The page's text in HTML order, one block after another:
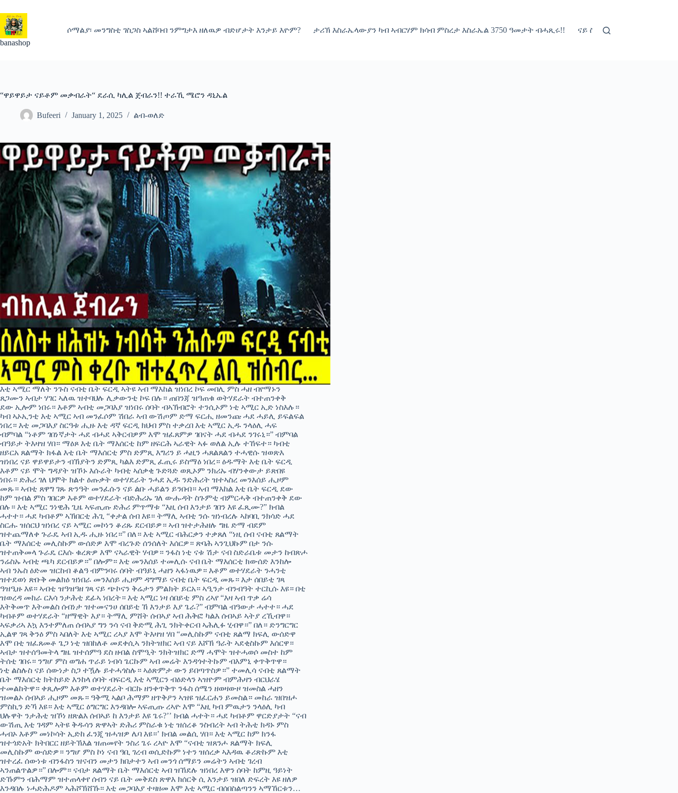
to
content
banashop
ሶማልያ፡ መንግስቲ ገስጋስ ኣልሸባብ ንምግታእ ዘለዉዎ ብድሆታት እንታይ እዮም? ታሪኽ እስራኤላውያን ካብ ኣብርሃም ክሳብ ምስረታ እስራኤል 3750 ዓመታት ብሓጺሩ!! ናይ ስቱርነት ፖሊሲ
“ዋይዋይታ ናይቶም መቃብራት“ ደራሲ ካሊል ጀብራን!! ተራኺ ሜሮን ዳኒኤል
Bufeeri January 1, 2025 ልብ-ወለድ
እቲ ኣሚር ማለት ንጉስ ናብቲ ቤት ፍርዲ ኣትዩ ኣብ ማእከል ዝነበረ ኮፍ መበሊ ምስ ሓዘ ብየማኑን
ጸጋሙን ኣብታ ሃገር ኣለዉ ዝተባህሉ ሊቃውንቲ ኮፍ በሉ። ጠበንጃ ዝዓጠቁ ወትሃደራት ብተጠንቀቅ
ደው ኢሎም ነበሩ። እቶም ኣብቲ መጋባእያ ዝነበሩ ሰባት ብኣኽብሮት ተንሲኦም ነቲ ኣሚር ኢድ ነስእሉ።
ካብ ኣኦኢንቲ እቲ ኣሚር ኣብ መንፈሶም ሽበራ ኣብ ውሽጦም ድማ ፍርሒ ዘመንጩ ሓደ ሓይሊ ይፍልፍል
ነበረ። እቲ መጋባእያ ስርዓቱ ሒዙ እቲ ዳኛ ፍርዲ ክህብ ምስ ተቃረበ እቲ ኣሚር ኢዱ ንላዕሊ ሓፍ
ብምባል “ነቶም ገበነኛታት ሓደ ብሓደ ኣቅርብዎም እሞ ዝፈጸምዎ ገበናት ሓደ ብሓደ ንገሩኒ።” ብምባል
ብዓይታ ትእዛዝ ሃበ። ማዕጾ እቲ ቤት ማእሰርቲ ከም ዘፍርሕ ኣራዊት ኣፉ ወለል ኢሉ ተኸፍተ። ካብቲ
ዘይርአ ጸልማት ክፋል እቲ ቤት ማእሰርቲ ምስ ድምጺ እግሪን ይ ሓዚን ሓጸልጸልን ተሓዊሱ ዝወጽእ
ዝነበረ ናይ ዋይዋይታን ብኽያትን ድምጺ ካልእ ድምጺ ፈጢሩ ይስማዕ ነበረ። ዕዱማት እቲ ቤት ፍርዲ
እቶም ናይ ሞት ግዳያት ዝኾኑ እሱራት ካብቲ ኣሰቃቂ ጉድጓድ ወጺኦም ንክሪኡ ብሃንቀውታ ይጽበዩ
ነበሩ። ድሕሪ ገለ ህሞት ክልተ ዕጡቃት ወተሃደራት ንሓደ ኢዱ ንድሕሪት ዝተኣስረ መንእሰይ ሒዞም
መጹ። ኣብቲ ጸዋግ ገጹ ጽንዓት መንፈሱን ናይ ልቡ ሓይልን ይንበብ። ኣብ ማእከል እቲ ቤት ፍርዲ ደው
ከም ዝብል ምስ ገበርዎ እቶም ወተሃደራት ብድሕሪኡ ገለ ውሑዳት ስጉምቲ ብምርሓቅ ብተጠንቀቅ ደው
በሉ። እቲ ኣሚር ንነዊሕ ጊዜ ኣፍጢጡ ድሕሪ ምጥማቱ “እዚ ሰብ እንታይ ገበን እዩ ፈጺሙ?” ክብል
ሓተተ። ሓደ ካብቶም ኣኽበርቲ ሕጊ “ቀታል ሰብ እዩ። ትማሊ ኣብቲ ንሱ ዝነብረሉ ኣከባቢ ንክሳድ ሓደ
ስርሑ ዝሰርህ ዝነበረ ናይ ኣሚር መኮነን ቆሪጹ ደርብይዎ። ኣብ ዝተታሕዘሉ ግዜ ድማ ብደም
ዝተጨማለቀ ጉራዴ ኣብ ኢዱ ሒዙ ነበረ።” በለ። እቲ ኣሚር ብሕርቃን ተቃጸለ “ነዚ ሰብ ናብቲ ጸልማት
ቤት ማእሰርቲ መሊስኩም ውሰድዎ እሞ ብረጉድ ሰንሰለት እሰርዎ። ጽባሕ ኣንጊህኩም በታ ንሱ
ዝተጠቅመላ ጉራዴ ርእሱ ቁረጽዎ እሞ ናኣራዊት ሃብዎ። ንፋስ ነቲ ናቱ ሽታ ናብ ስድራቤቱ መታን ከብጽሖ
ንሬስኡ ኣብቲ ጫካ ደርብይዎ።” በሎም። እቲ መንእሰይ ተመሊሱ ናብ ቤት ማእሰርቲ ክውሰድ እንከሎ
ኣብ ንኡስ ዕድመ ዝርከብ ቆልዓ ብምንባሩ ሰባት ብዓይኒ ሓዘን ኣፋነዉዎ። እቶም ወተሃደራት ንሓንቲ
ዝተደወነ ጽቡቅ መልክዕ ዝነበራ መንእሰይ ሒዞም ዳግማይ ናብቲ ቤት ፍርዲ መጹ። እታ ሰበይቲ ገጻ
ዓዝዒዙ እዩ። ኣብቲ ዝዓዝዓዘ ገጻ ናይ ጭኮናን ቅሬታን ምልክት ይርአ። ኣዒንታ ብንብዓት ተርኪሱ እዩ። በቲ
ዝወረዳ መከራ ርእሳ ንታሕቲ ደፊኣ ነበረት። እቲ ኣሚር ነዛ ሰበይቲ ምስ ረኣየ “እዛ ኣብ ጥቃ ሬሳ
እትቅመጥ እትመልስ ሰብነታ ዝተመናንሀ ሰበይቲ ኸ እንታይ እያ ጌራ?” ብምባል ብዓውታ ሓተተ። ሓደ
ካብቶም ወተሃደራት “ዘማዊት እያ። ትማሊ ምሸት ሰብኣያ ኣብ ሕቅፎ ካልእ ሰብኣይ ኣትያ ረኺብዋ።
ኣፍቃሪኣ እኳ እንተምለጠ ሰብኣያ ግን ንሳ ናብ ቅድሚ ሕጊ ንክትቀርብ ኣሕሊፉ ሂብዋ።” በለ። ድንግርግር
ኢልዋ ገጻ ቅንዕ ምስ ኣበለት እቲ ኣሚር ረኣያ እሞ ትእዛዝ ሃበ “መሊስኩም ናብቲ ጸልማ ክፍሊ ውሰድዋ
እሞ በቲ ዝፈጸመቶ ጌጋ ነቲ ዝበከለቶ መደቀሲኣ ንክትዝክር ኣብ ናይ እሾኽ ዓራት ኣደቂስኩም እሰርዋ።
ኣብታ ዝተሰዓመትላ ግዜ ዝተሰምዓ ደስ ዘብል ስሞዒት ንክትዝክር ድማ ሓሞት ዝተሓወሶ መስተ ከም
ትሰቲ ገበሩ። ንግሆ ምስ ወግሐ ጥራይ ነብሳ ጌርኩም ኣብ መሬት እንዳጎተትኩም ብእምኒ ቀጥቅጥዋ።
ነቲ ልስሉስ ናይ ሰውነታ ስጋ ተዃሉ ይተሓጎስሉ። ኣዕጽምታ ውን ይበጣጥስዎ።” ተመሊሳ ናብቲ ጸልማት
ቤት ማእሰርቲ ክትከይድ እንከላ ሰባት ብፍርዲ እቲ ኣሚርን ብዕድላን ኣዝዮም ብምሕዛን ብርህራሄ
ተመልከትዋ። ቀጺሎም እቶም ወተሃደራት ብርኩ ዘንቀጥቅጥ ንፋስ ሰሜን ዘወዛውዞ ዝመስል ሓዘን
ዝመልኦ ሰብኣይ ሒዞም መጹ። ዓቅሚ ኣልቦ ሕማም ዘጥቅዖን ኣዝዩ ዝፈርሐን ይመስል። መከራ ዝበዝሖ
ምስኪን ድኻ እዩ። እቲ ኣሚር ዕግርግር እንዳበሎ ኣፍጢጡ ረኣዮ እሞ “እዚ ካብ ምዉታን ንላዕሊ ካብ
ህሉዋት ንታሕቲ ዝኾነ ዘጽልእ ሰብኣይ ከ እንታይ እዩ ጌሩ?’’ ክብል ሓተት። ሓደ ካብቶም ዋርድያታት “ናብ
ውሽጢ እቲ ገዳም ኣትዩ ቅዱሳን ጽዋኣት ድሕሪ ምስራቁ ነቲ ዝሰረቆ ንስብረት ኣብ ትሕቲ ክዳኑ ምስ
ሓብኦ እቶም መነኮሳት ኢድከ ፈንጂ ዝሓዝዎ ሌባ እዩ።’ ክብል መልሲ ሃበ። እቲ ኣሚር ከም ክንፋ
ዝተጎድአት ክትበርር ዘይትኽእል ዝጠመየት ንስሪ ጌሩ ረኣዮ እሞ “ናብቲ ዝጸንሖ ጸልማት ክፍሊ
መሊስኩም ውሰድዎ። ንግሆ ምስ ኮነ ናብ ዓቢ ገረብ ወሲድኩም ነተን ዝሰረቃ ኣእዳዉ ቆሪጽኩም እቲ
ዝተረፈ ሰውነቱ ብንፋስን ዝናብን መታን ክበታተን ኣብ መንጎ ሰማይን መሬትን ኣብቲ ገረብ
ኣንጠልጥልዎ።” በሎም። ናብታ ጸልማት ቤት ማእሰርቲ ኣብ ዝኸደሉ ዝነበረ እዋን ሰባት ከምዚ ዓይነት
ድኹምን ብሕማም ዝተጠላቀየ ሰብን ናይ ቤት መቅደስ ጽዋእ ክሰርቅ ሲ እንታይ ዝበለ ድፍረት እዩ ዘለዎ
እንዳበሉ ነሓድሕዶም ኣሕሾኽሸኹ። እቲ መጋባእያ ተዛዘመ እሞ እቲ ኣሚር ብሰበስልጣንን ኣማኸርቱን…